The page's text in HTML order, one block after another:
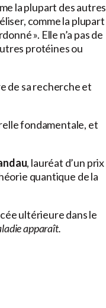
la plupart des autres
comme la plupart
». Elle n’a pas de
protéines ou
de sa recherche et
fondamentale, et
, lauréat d’un prix
quantique de la
ultérieure dans le
apparaît.